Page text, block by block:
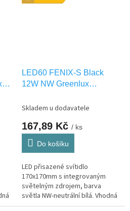
LED60 FENIX-S Black
12W NW Greenlux
Skladem u dodavatele
167,89 Kč / ks
Do košíku
LED přisazené svítidlo
170x170mm s integrovaným
světelným zdrojem, barva
světla NW-neutrální bílá. Vhodná
pouze pro INTERIEROVÉ